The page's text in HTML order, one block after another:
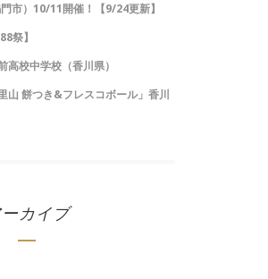
市）10/11開催！【9/24更新】
祭】
校中学校（香川県）
山 餅つき&フレスコボール」香川
ーカイブ